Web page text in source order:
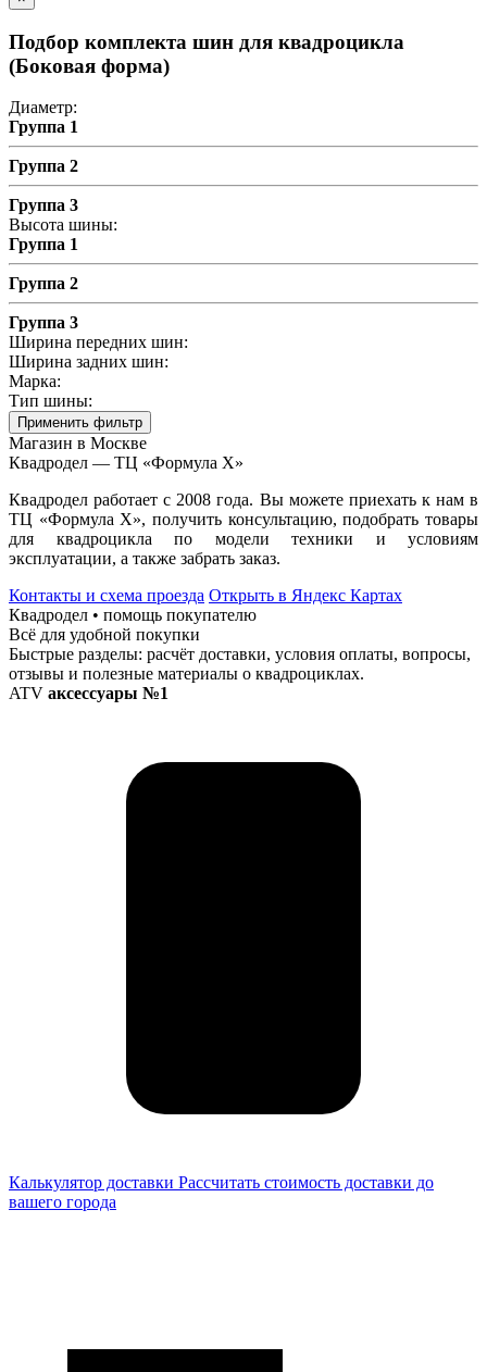
Подбор комплекта шин для квадроцикла
(Боковая форма)
Диаметр:
Группа 1
Группа 2
Группа 3
Высота шины:
Группа 1
Группа 2
Группа 3
Ширина передних шин:
Ширина задних шин:
Марка:
Тип шины:
Применить фильтр
Магазин в Москве
Квадродел — ТЦ «Формула Х»
Квадродел работает с 2008 года. Вы можете приехать к нам в
ТЦ «Формула Х», получить консультацию, подобрать товары
для квадроцикла по модели техники и условиям
эксплуатации, а также забрать заказ.
Контакты и схема проезда Открыть в Яндекс Картах
Квадродел • помощь покупателю
Всё для удобной покупки
Быстрые разделы: расчёт доставки, условия оплаты, вопросы,
отзывы и полезные материалы о квадроциклах.
ATV аксессуары №1
Калькулятор доставки Рассчитать стоимость доставки до
вашего города